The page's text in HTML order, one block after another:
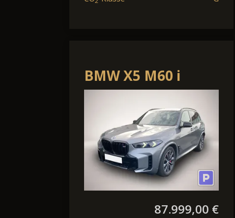
BMW X5 M60 i
xDrive*NP
143.000¤*
87.999,00 €